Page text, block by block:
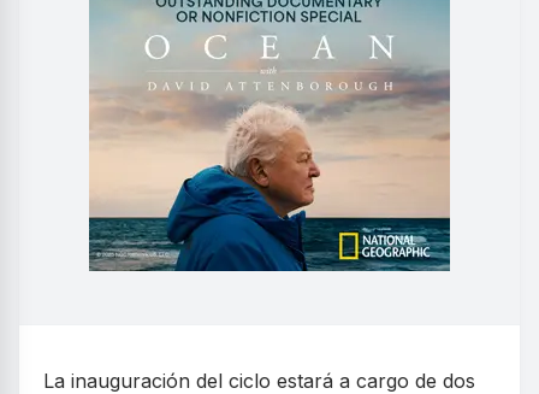
La inauguración del ciclo estará a cargo de dos